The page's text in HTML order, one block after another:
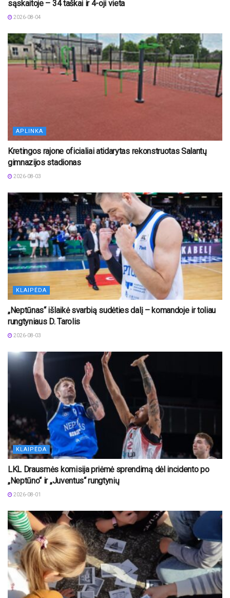
sąskaitoje – 34 taškai ir 4-oji vieta
2026-08-04
APLINKA
Kretingos rajone oficialiai atidarytas rekonstruotas Salantų
gimnazijos stadionas
2026-08-03
KLAIPĖDA
„Neptūnas“ išlaikė svarbią sudėties dalį – komandoje ir toliau
rungtyniaus D. Tarolis
2026-08-03
KLAIPĖDA
LKL Drausmės komisija priėmė sprendimą dėl incidento po
„Neptūno“ ir „Juventus“ rungtynių
2026-08-01